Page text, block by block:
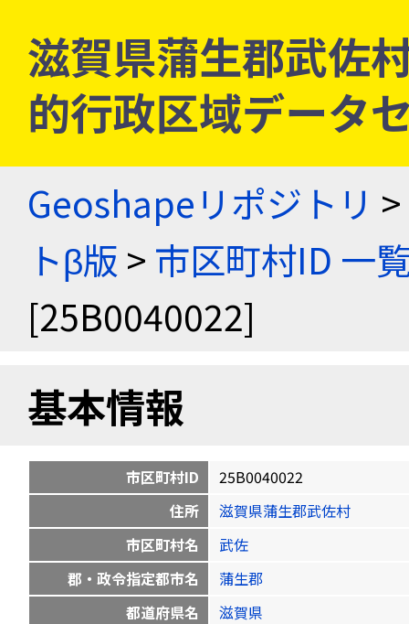
滋賀県蒲生郡武佐
的行政区域データ
Geoshapeリポジトリ >
トβ版 > 市区町村ID 一
[25B0040022]
基本情報
市区町村ID
25B0040022
住所
滋賀県蒲生郡武佐村
市区町村名
武佐
郡・政令指定都市名
蒲生郡
都道府県名
滋賀県